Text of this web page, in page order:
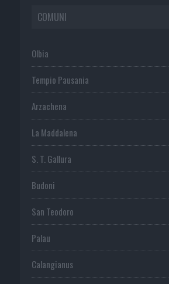
COMUNI
Olbia
Tempio Pausania
Arzachena
La Maddalena
S. T. Gallura
Budoni
San Teodoro
Palau
Calangianus